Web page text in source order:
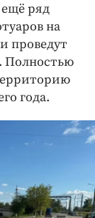
ещё ряд
на
проведут
Полностью
года.